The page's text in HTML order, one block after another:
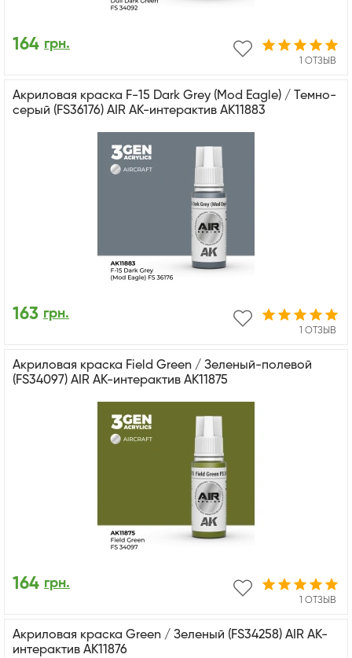
1 ОТЗЫВ
164 грн.
Акриловая краска F-15 Dark Grey (Mod Eagle) / Темно-
серый (FS36176) AIR АК-интерактив AK11883
1 ОТЗЫВ
163 грн.
Акриловая краска Field Green / Зеленый-полевой
(FS34097) AIR АК-интерактив AK11875
1 ОТЗЫВ
164 грн.
Акриловая краска Green / Зеленый (FS34258) AIR АК-
интерактив AK11876